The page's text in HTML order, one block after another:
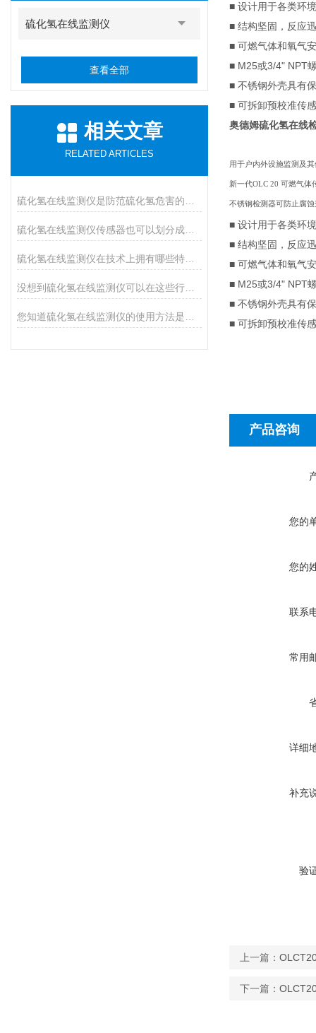
硫化氢在线监测仪
查看全部
相关文章
RELATED ARTICLES
■ 设计用于各类环
■ 结构坚固，反应
■ 可燃气体和氧气
■ M25或3/4" NPT
■ 不锈钢外壳具有
■ 可拆卸预校准传
奥德姆硫化氢在线
用于户内外设施监测及
新一代OLC 20 可燃气体
不锈钢检测器可防止腐
■ 设计用于各类环
■ 结构坚固，反应
■ 可燃气体和氧气
■ M25或3/4" NPT
■ 不锈钢外壳具有
■ 可拆卸预校准传
产品咨询
您的
您的
联系
常用
详细
补充
验
上一篇：
下一篇：